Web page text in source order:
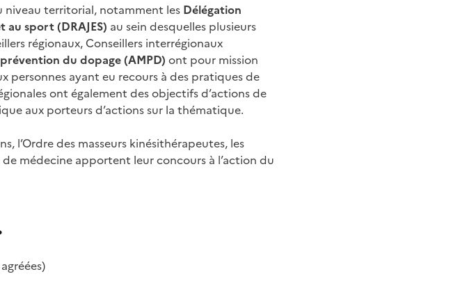
niveau territorial, notamment les Délégation
au sport (DRAJES) au sein desquelles plusieurs
régionaux, Conseillers interrégionaux
du dopage (AMPD) ont pour mission
personnes ayant eu recours à des pratiques de
ont également des objectifs d’actions de
aux porteurs d’actions sur la thématique.
l’Ordre des masseurs kinésithérapeutes, les
médecine apportent leur concours à l’action du